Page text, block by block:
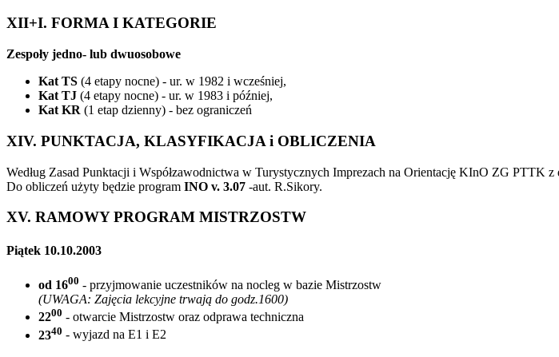
XII+I. FORMA I KATEGORIE
Zespoły jedno- lub dwuosobowe
Kat TS (4 etapy nocne) - ur. w 1982 i wcześniej,
Kat TJ (4 etapy nocne) - ur. w 1983 i później,
Kat KR (1 etap dzienny) - bez ograniczeń
XIV. PUNKTACJA, KLASYFIKACJA i OBLICZENIA
Według Zasad Punktacji i Współzawodnictwa w Turystycznych Imprezach na Orientację KInO ZG PTTK
Do obliczeń użyty będzie program INO v. 3.07 -aut. R.Sikory.
XV. RAMOWY PROGRAM MISTRZOSTW
Piątek 10.10.2003
od 1600 - przyjmowanie uczestników na nocleg w bazie Mistrzostw
(UWAGA: Zajęcia lekcyjne trwają do godz.1600)
2200 - otwarcie Mistrzostw oraz odprawa techniczna
2340 - wyjazd na E1 i E2